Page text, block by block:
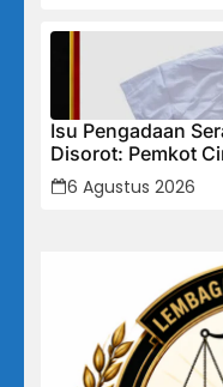
Isu Pengadaan
Disorot: Pemkot
Lakukan
Secara Menyeluruh
6 Agustus 2026